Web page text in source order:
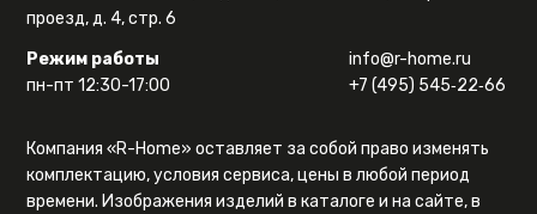
проезд, д. 4, стр. 6
Режим работы
пн-пт 12:30-17:00
info@r-home.ru
+7 (495) 545‑22‑66
Компания «R-Home» оставляет за собой право изменять
комплектацию, условия сервиса, цены в любой период
времени. Изображения изделий в каталоге и на сайте, в